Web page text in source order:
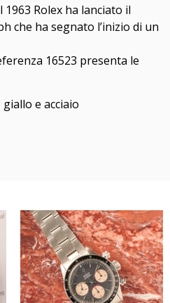
Rolex ha lanciato il
che ha segnato l’inizio di un
16523 presenta le
e acciaio